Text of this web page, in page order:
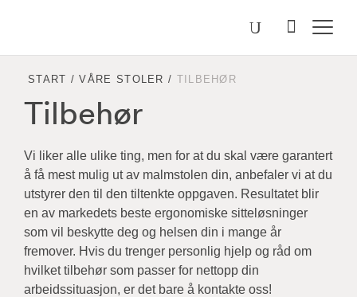
Søk
etter
Malmstolen.no
Välj
START /VÅRE STOLER / TILBEHØR
Tilbehør
Vi liker alle ulike ting, men for at du skal være garantert
å få mest mulig ut av malmstolen din, anbefaler vi at du
utstyrer den til den tiltenkte oppgaven. Resultatet blir
en av markedets beste ergonomiske sitteløsninger
som vil beskytte deg og helsen din i mange år
fremover. Hvis du trenger personlig hjelp og råd om
hvilket tilbehør som passer for nettopp din
arbeidssituasjon, er det bare å kontakte oss!